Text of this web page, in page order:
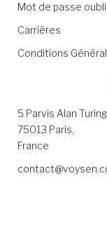
Mot de passe
Carrières
Conditions
5 Parvis Alan
75013 Paris,
France